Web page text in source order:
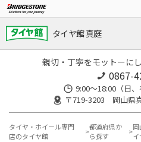
タイヤ館 真庭
親切・丁寧をモットーに
0867-
9:00～18:00（日、
〒719-3203 岡山県
タイヤ・ホイール専門
店のタイヤ館
都道府県か
ら探す